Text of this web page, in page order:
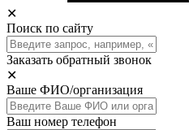
✕
Поиск по сайту
Заказать обратный звонок
✕
Ваше ФИО/организация
Ваш номер телефон